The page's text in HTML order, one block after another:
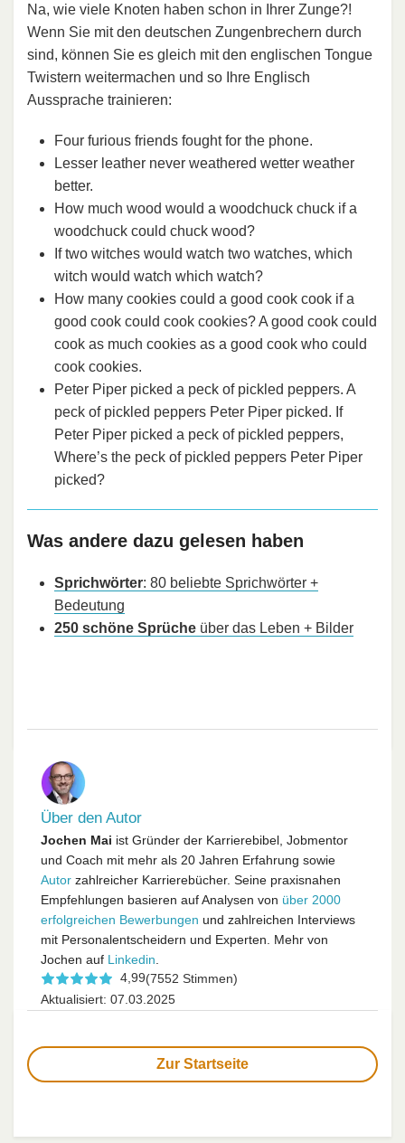
Na, wie viele Knoten haben schon in Ihrer Zunge?!
Wenn Sie mit den deutschen Zungenbrechern durch
sind, können Sie es gleich mit den englischen Tongue
Twistern weitermachen und so Ihre Englisch
Aussprache trainieren:
Four furious friends fought for the phone.
Lesser leather never weathered wetter weather
better.
How much wood would a woodchuck chuck if a
woodchuck could chuck wood?
If two witches would watch two watches, which
witch would watch which watch?
How many cookies could a good cook cook if a
good cook could cook cookies? A good cook could
cook as much cookies as a good cook who could
cook cookies.
Peter Piper picked a peck of pickled peppers. A
peck of pickled peppers Peter Piper picked. If
Peter Piper picked a peck of pickled peppers,
Where’s the peck of pickled peppers Peter Piper
picked?
Was andere dazu gelesen haben
Sprichwörter: 80 beliebte Sprichwörter +
Bedeutung
250 schöne Sprüche über das Leben + Bilder
Über den Autor
Jochen Mai ist Gründer der Karrierebibel, Jobmentor
und Coach mit mehr als 20 Jahren Erfahrung sowie
Autor zahlreicher Karrierebücher. Seine praxisnahen
Empfehlungen basieren auf Analysen von über 2000
erfolgreichen Bewerbungen und zahlreichen Interviews
mit Personalentscheidern und Experten. Mehr von
Jochen auf Linkedin
4,99(7552 Stimmen)
Aktualisiert: 07.03.2025
Zur Startseite